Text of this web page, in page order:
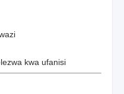
kwa ufanisi